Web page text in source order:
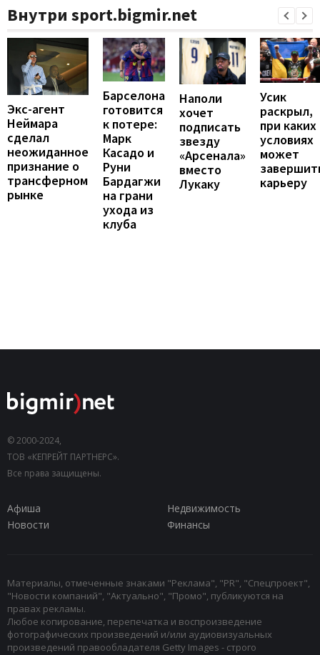
Внутри sport.bigmir.net
Экс-агент
Неймара
сделал
неожиданное
признание о
трансферном
рынке
Барселона
готовится
к потере:
Марк
Касадо и
Руни
Бардагжи
на грани
ухода из
клуба
Наполи
хочет
подписать
звезду
«Арсенала»
вместо
Лукаку
Усик
раскрыл,
при каких
условиях
может
карьеру
© 2000-2024,
ТОВ «КЕПРЕЙТ ПАРТНЕРС».
Все права защищены.
Афиша
Недвижимость
Новости
Финансы
Материалы, отмеченные знаками "Реклама", "PR", "Спецпроект",
"Новости компаний", "Актуально", "Промо", публикуются на
правах рекламы.
Любое копирование, перепечатка и воспроизведение
фотографических произведений и/или аудиовизуальных
произведений правообладателя Getty Images - строго